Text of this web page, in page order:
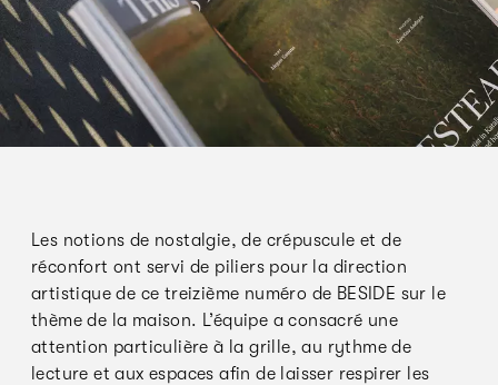
Les notions de nostalgie, de crépuscule et de
réconfort ont servi de piliers pour la direction
artistique de ce treizième numéro de BESIDE sur le
thème de la maison. L’équipe a consacré une
attention particulière à la grille, au rythme de
lecture et aux espaces afin de laisser respirer les